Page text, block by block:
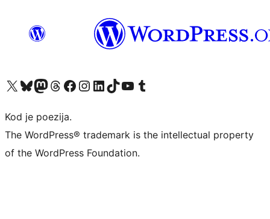
Visit our X (formerly Twitter) account
Visit our Bluesky account
Visit our Mastodon account
Visit our Threads account
Visit our Facebook page
Visit our Instagram account
Visit our LinkedIn account
Visit our TikTok account
Visit our YouTube channel
Visit our Tumblr account
Kod je poezija.
The WordPress® trademark is the intellectual property
of the WordPress Foundation.